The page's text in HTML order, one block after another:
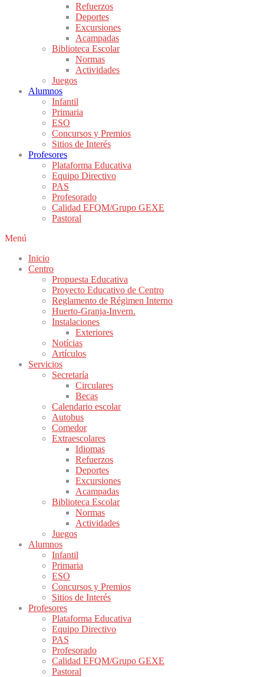
Refuerzos
Deportes
Excursiones
Acampadas
Biblioteca Escolar
Normas
Actividades
Juegos
Alumnos
Infantil
Primaria
ESO
Concursos y Premios
Sitios de Interés
Profesores
Plataforma Educativa
Equipo Directivo
PAS
Profesorado
Calidad EFQM/Grupo GEXE
Pastoral
Menú
Inicio
Centro
Propuesta Educativa
Proyecto Educativo de Centro
Reglamento de Régimen Interno
Huerto-Granja-Invern.
Instalaciones
Exteriores
Notícias
Artículos
Servicios
Secretaría
Circulares
Becas
Calendario escolar
Autobus
Comedor
Extraescolares
Idiomas
Refuerzos
Deportes
Excursiones
Acampadas
Biblioteca Escolar
Normas
Actividades
Juegos
Alumnos
Infantil
Primaria
ESO
Concursos y Premios
Sitios de Interés
Profesores
Plataforma Educativa
Equipo Directivo
PAS
Profesorado
Calidad EFQM/Grupo GEXE
Pastoral